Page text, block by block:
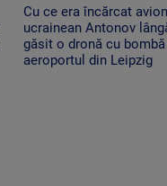
Cu ce era încărcat
ucrainean Antonov
găsit o dronă cu
aeroportul din Leipzig